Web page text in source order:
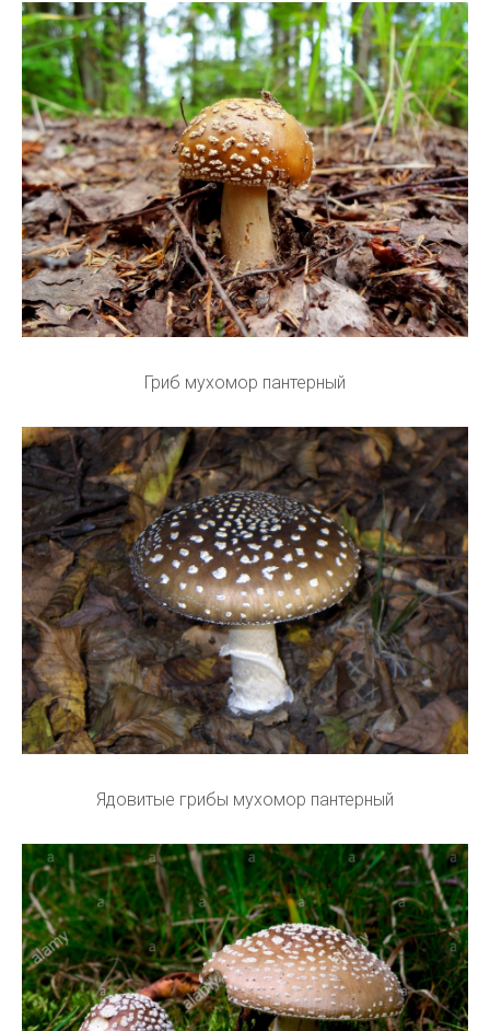
Гриб мухомор пантерный
Ядовитые грибы мухомор пантерный